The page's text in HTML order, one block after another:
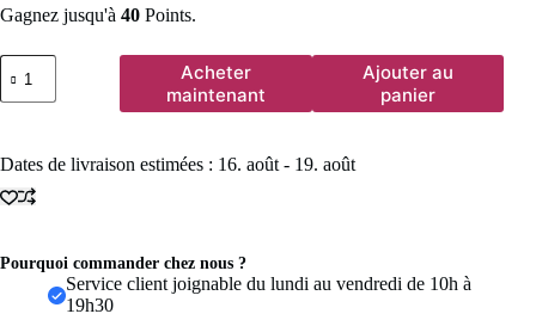
Gagnez jusqu'à 40 Points.
quantité
de
Bracelets
mauvais
pour
femmes,
Acheter
maintenant
Ajouter au
panier
Dates de livraison estimées : 16. août - 19. août
Pourquoi commander chez nous ?
Service client joignable du lundi au vendredi de 10h à
19h30